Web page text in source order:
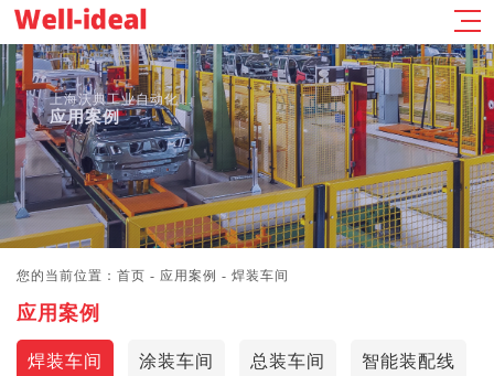
​上海沃典工业自动化有限公司
应用案例
您的当前位置： 首页 - 应用案例 - 焊装车间
应用案例
焊装车间 涂装车间 总装车间 智能装配线